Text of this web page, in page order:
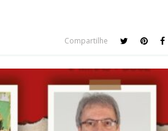
Compartilhe